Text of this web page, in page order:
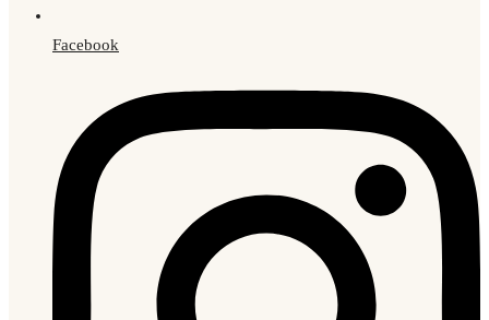
Facebook